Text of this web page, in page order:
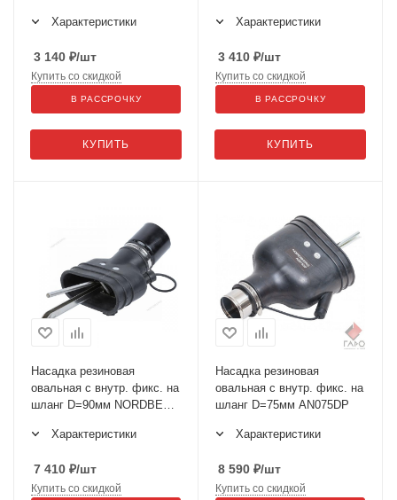
Характеристики
3 140 ₽/шт
КУПИТЬ
Купить со скидкой
В РАССРОЧКУ
Характеристики
3 410 ₽/шт
КУПИТЬ
Купить со скидкой
В РАССРОЧКУ
Насадка резиновая
овальная с внутр. фикс. на
шланг D=90мм NORDBERG
Характеристики
7 410 ₽/шт
Купить со скидкой
Насадка резиновая
овальная с внутр. фикс. на
шланг D=75мм AN075DP
Характеристики
8 590 ₽/шт
Купить со скидкой